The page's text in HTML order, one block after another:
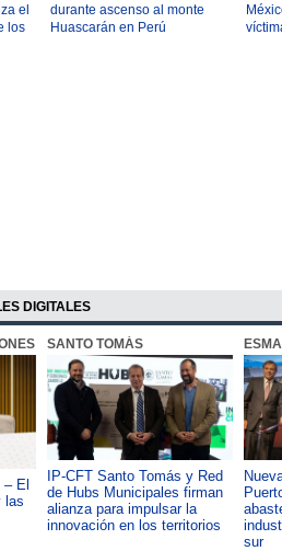
el
los
durante ascenso al monte
Huascarán en Perú
DIGITALES
El
las
SANTO TOMÁS
IP-CFT Santo Tomás y Red
de Hubs Municipales firman
alianza para impulsar la
innovación en los territorios
sur